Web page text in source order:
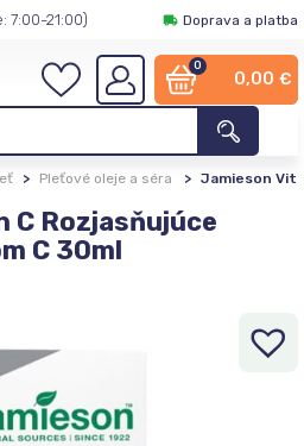
7:00-21:00) Doprava a platba
0
0,00 €
> Pleťové oleje a séra > Jamieson
C Rozjasňujúce
C 30ml